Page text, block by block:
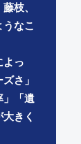
枝、
なこ
よっ
さ」
」「遺
きく